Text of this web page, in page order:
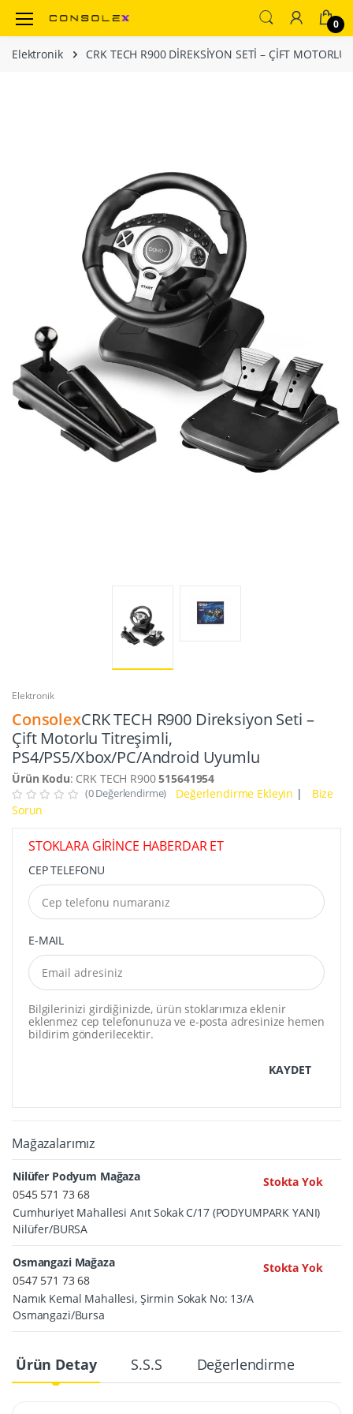
0
Elektronik CRK TECH R900 DİREKSİYON SETİ – ÇİFT
Elektronik
ConsolexCRK TECH R900 Direksiyon Seti –
Çift Motorlu Titreşimli,
PS4/PS5/Xbox/PC/Android Uyumlu
Ürün Kodu: CRK TECH R900515641954
(0 Değerlendirme) Değerlendirme Ekleyin |
Bize
Sorun
STOKLARA GİRİNCE HABERDAR ET
CEP TELEFONU
E-MAIL
Bilgilerinizi girdiğinizde, ürün stoklarımıza eklenir
eklenmez cep telefonunuza ve e-posta adresinize hemen
bildirim gönderilecektir.
KAYDET
Mağazalarımız
Nilüfer Podyum Mağaza
Stokta Yok
0545 571 73 68
Cumhuriyet Mahallesi Anıt Sokak C/17 (PODYUMPARK YANI)
Nilüfer/BURSA
Osmangazi Mağaza
Stokta Yok
0547 571 73 68
Namık Kemal Mahallesi, Şirmin Sokak No: 13/A
Osmangazi/Bursa
Ürün Detay S.S.S Değerlendirme